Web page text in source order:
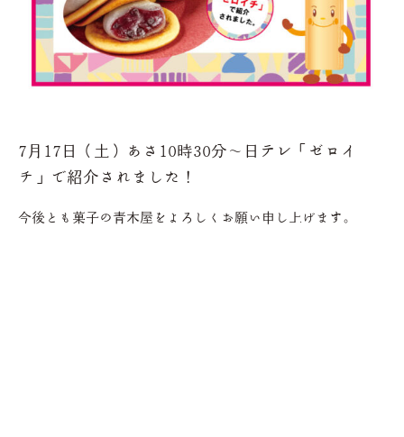
7月17日（土）あさ10時30分～日テレ「ゼロイ
チ」で紹介されました！
今後とも菓子の青木屋をよろしくお願い申し上げます。